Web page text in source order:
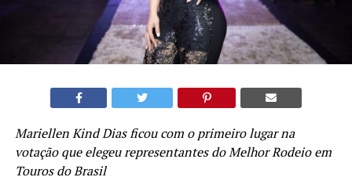
Mariellen Kind Dias ficou com o primeiro lugar na
votação que elegeu representantes do Melhor Rodeio em
Touros do Brasil